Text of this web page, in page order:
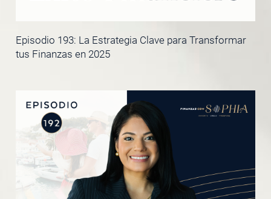
Episodio 193: La Estrategia Clave para Transformar
tus Finanzas en 2025